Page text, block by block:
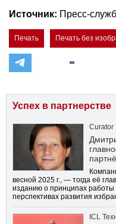
Источник: Пресс-
Печать Печать без
Успех в партнерстве
Curator
весной 2025 г., — тогда её
изданию о принципах работы
перспективах развития
ICL